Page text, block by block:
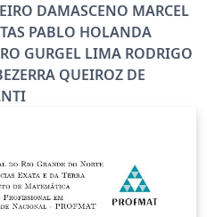
DAMASCENO MARCEL
PABLO HOLANDA
GURGEL LIMA RODRIGO
QUEIROZ DE